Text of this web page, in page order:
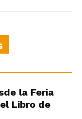
la Feria
Libro de